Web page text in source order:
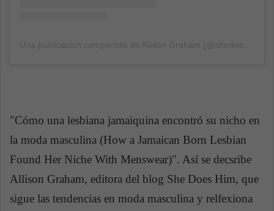
"Cómo una lesbiana jamaiquina encontró su nicho en
la moda masculina (How a Jamaican Born Lesbian
Found Her Niche With Menswear)". Así se decsribe
Allison Graham, editora del blog She Does Him, que
sigue las tendencias en moda masculina y relfexiona